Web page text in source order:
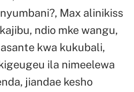
Max alinikiss
ndio mke wangu,
kwa kukubali,
ila nimeelewa
jiandae kesho